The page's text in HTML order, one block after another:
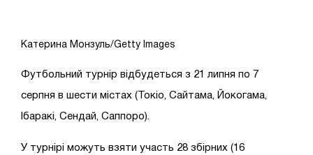
Катерина Монзуль/Getty Images
Футбольний турнір відбудеться з 21 липня по 7
серпня в шести містах (Токіо, Сайтама, Йокогама,
Ібаракі, Сендай, Саппоро).
У турнірі можуть взяти участь 28 збірних (16